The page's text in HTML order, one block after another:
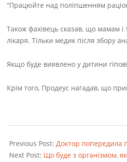
“Працюйте над поліпшенням
Також фахівець сказав, що мамам і
лікаря. Тільки медик після збору
Якщо буде виявлено у дитини
Крім того, Продеус нагадав, що
08-
23
Previous Post: Доктор попередила
Next Post: Що буде з організмом,